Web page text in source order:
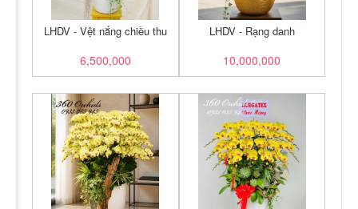
LHDV - Vệt nắng chiều thu
6,500,000
LHDV - Rạng danh
10,000,000